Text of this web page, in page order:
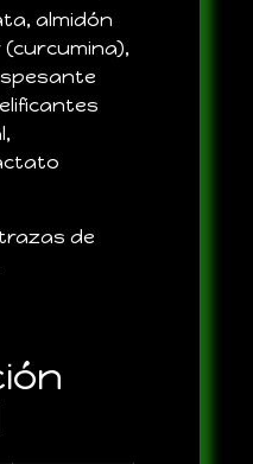
almidón
(curcumina),
de